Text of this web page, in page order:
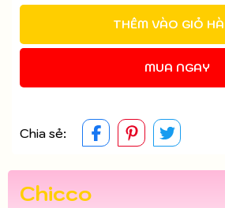
THÊM VÀO GIỎ
MUA NGAY
Chia sẻ:
Chicco